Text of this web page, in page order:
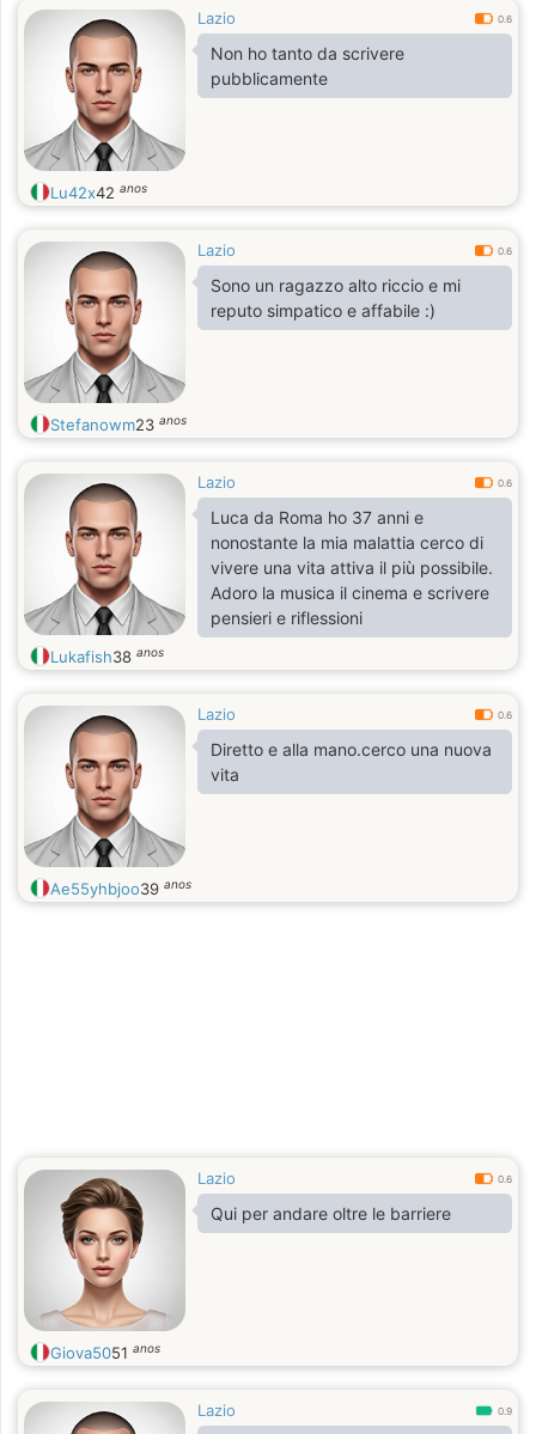
Lazio 0.6
Non ho tanto da scrivere
pubblicamente
Lu42x42 anos
Lazio 0.6
Sono un ragazzo alto riccio e mi
reputo simpatico e affabile :)
Stefanowm23 anos
Lazio 0.6
Luca da Roma ho 37 anni e
nonostante la mia malattia cerco di
vivere una vita attiva il più possibile.
Adoro la musica il cinema e scrivere
pensieri e riflessioni
Lukafish38 anos
Lazio 0.6
Diretto e alla mano.cerco una nuova
vita
Ae55yhbjoo39 anos
Lazio 0.6
Qui per andare oltre le barriere
Giova5051 anos
Lazio 0.9